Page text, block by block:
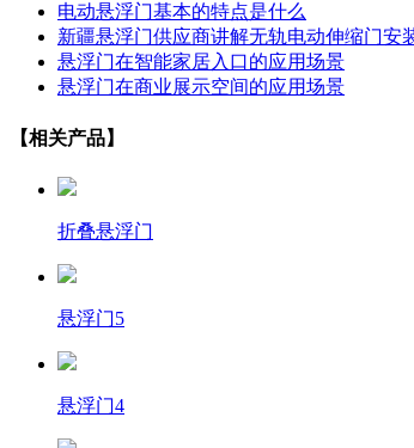
电动悬浮门基本的特点是什么
新疆悬浮门供应商讲解无轨电动伸缩门安
悬浮门在智能家居入口的应用场景
悬浮门在商业展示空间的应用场景
【相关产品】
折叠悬浮门
悬浮门5
悬浮门4